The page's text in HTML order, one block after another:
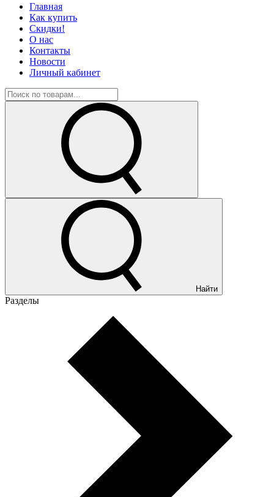
Главная
Как купить
Скидки!
О нас
Контакты
Новости
Личный кабинет
Найти
Разделы